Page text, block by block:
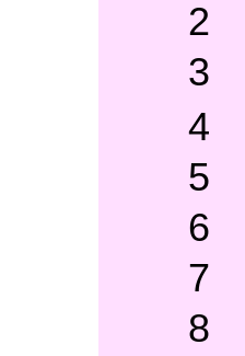
2
3
4
5
6
7
8